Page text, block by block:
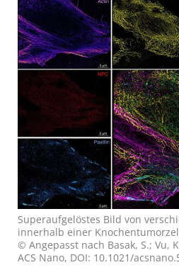
Superaufgelöstes Bild von
innerhalb einer
© Angepasst nach Basak, S.; Vu,
ACS Nano, DOI: 10.1021/